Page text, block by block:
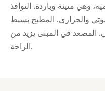
وهي متينة وباردة. النوافذ
والحراري. المطبخ بسيط
المصعد في المبنى يزيد من
الراحة.